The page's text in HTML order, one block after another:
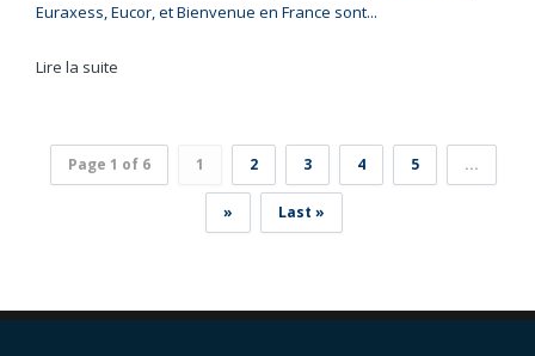
Euraxess, Eucor, et Bienvenue en France sont...
Lire la suite
Page 1 of 6 1 2 3 4 5 ...
» Last »